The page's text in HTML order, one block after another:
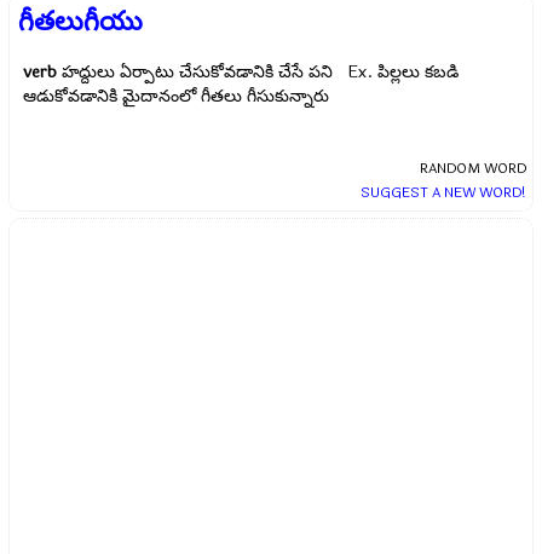
గీతలుగీయు
verb హద్దులు ఏర్పాటు చేసుకోవడానికి చేసే పని Ex.పిల్లలు కబడి
ఆడుకోవడానికి మైదానంలో గీతలు గీసుకున్నారు
RANDOM WORD
SUGGEST A NEW WORD!